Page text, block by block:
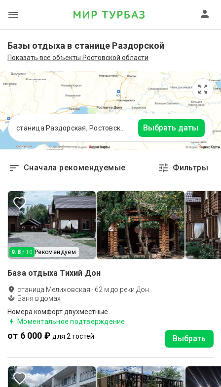
Базы отдыха в станице Раздорской
Показать все объекты Ростовской области
Выбрать даты
Сначала рекомендуемые Фильтры
9.8 / 10 Рекомендуем
База отдыха Тихий Дон
станица Мелиховская · 62 м до реки Дон
Баня в домах
Номера комфорт двухместные
Моментальное подтверждение
от 6 000 ₽ для 2 гостей Выбрать